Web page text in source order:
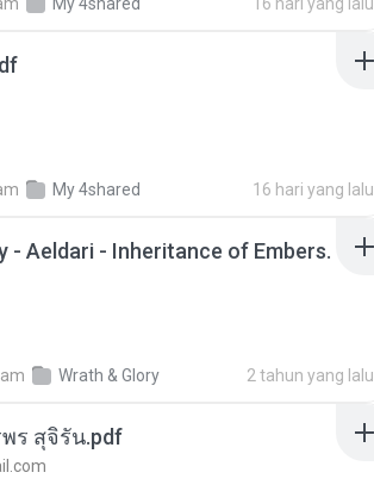
My 4shared 16 hari yang lalu
- Aeldari - Inheritance of Embers.
Wrath & Glory 2 tahun yang lalu
ร สุจิรัน.pdf